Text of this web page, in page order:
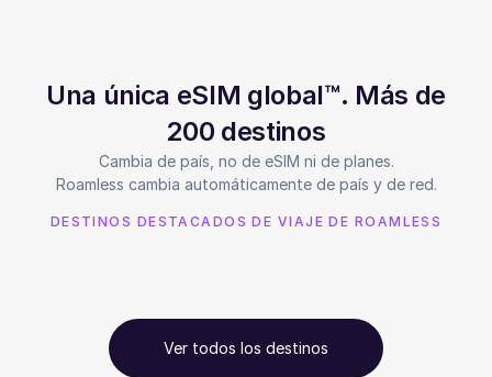
Una única eSIM global™. Más de
200 destinos
Cambia de país, no de eSIM ni de planes.
Roamless cambia automáticamente de país y de red.
DESTINOS DESTACADOS DE VIAJE DE ROAMLESS
Ver todos los destinos